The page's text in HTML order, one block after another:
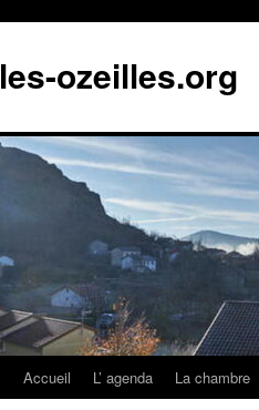
contenu
les-ozeilles.org
Accueil L’ agenda La chambre